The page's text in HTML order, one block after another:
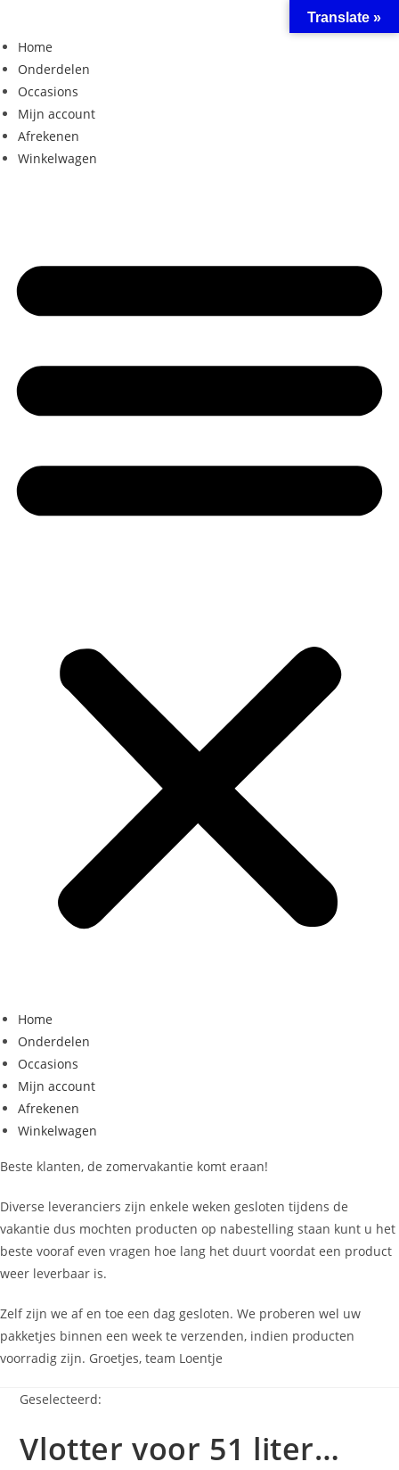
inhoud
Home
Onderdelen
Occasions
Mijn account
Afrekenen
Winkelwagen
Home
Onderdelen
Occasions
Mijn account
Afrekenen
Winkelwagen
Beste klanten, de zomervakantie komt eraan!
Diverse leveranciers zijn enkele weken gesloten tijdens de
vakantie dus mochten producten op nabestelling staan kunt u het
beste vooraf even vragen hoe lang het duurt voordat een product
weer leverbaar is.
Zelf zijn we af en toe een dag gesloten. We proberen wel uw
pakketjes binnen een week te verzenden, indien producten
voorradig zijn. Groetjes, team Loentje
Geselecteerd:
Vlotter voor 51 liter…
Translate »